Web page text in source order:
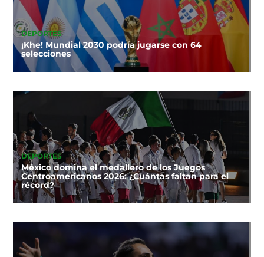
DEPORTES
¡Khe! Mundial 2030 podría jugarse con 64
selecciones
DEPORTES
México domina el medallero de los Juegos
Centroamericanos 2026: ¿Cuántas faltan para el
récord?